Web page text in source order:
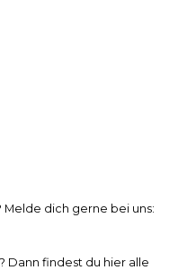
dich gerne bei uns:
Dann findest du hier alle